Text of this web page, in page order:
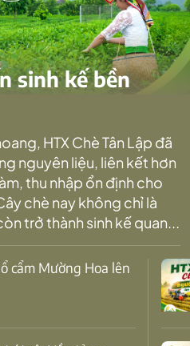
sinh kế bền
HTX Chè Tân Lập đã
nguyên liệu, liên kết hơn
thu nhập ổn định cho
chè nay không chỉ là
trở thành sinh kế quan...